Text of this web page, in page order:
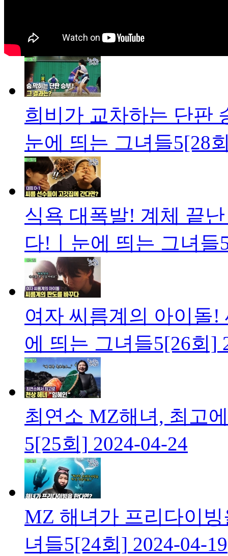
희비가 교차하는 단판
눈에 띄는 그녀들5[28
식욕 대폭발! 계체 끝
다!ㅣ눈에 띄는 그녀
여자 씨름계의 아이돌
에 띄는 그녀들5[26회]
최연소 MZ해녀, 최고
5[25회] 2024-04-24
MZ 해녀가 프리다이
녀들5[24회] 2024-04-19